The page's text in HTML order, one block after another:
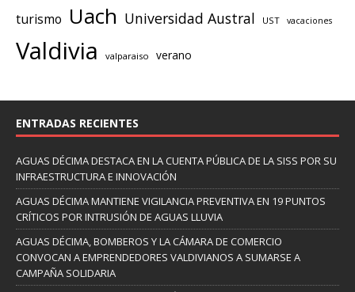
turismo Uach Universidad Austral UST vacaciones
Valdivia valparaiso verano
ENTRADAS RECIENTES
AGUAS DÉCIMA DESTACA EN LA CUENTA PÚBLICA DE LA SISS POR SU
INFRAESTRUCTURA E INNOVACIÓN
AGUAS DÉCIMA MANTIENE VIGILANCIA PREVENTIVA EN 19 PUNTOS
CRÍTICOS POR INTRUSIÓN DE AGUAS LLUVIA
AGUAS DÉCIMA, BOMBEROS Y LA CÁMARA DE COMERCIO
CONVOCAN A EMPRENDEDORES VALDIVIANOS A SUMARSE A
CAMPAÑA SOLIDARIA